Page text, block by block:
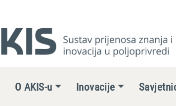
O AKIS-u Inovacije